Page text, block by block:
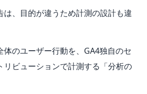
は、目的が違うため計測の設計も違
体のユーザー行動を、GA4独自のセ
リビューションで計測する「分析の